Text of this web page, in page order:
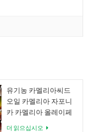
유기농 카멜리아씨드
오일 카멜리아 자포니
카 카멜리아 올레이페
더 읽으십시오